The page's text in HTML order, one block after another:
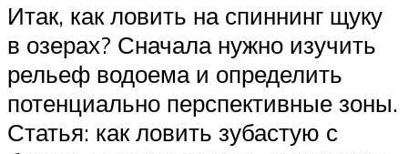
Итак, как ловить на спиннинг щуку
в озерах? Сначала нужно изучить
рельеф водоема и определить
потенциально перспективные зоны.
Статья: как ловить зубастую с